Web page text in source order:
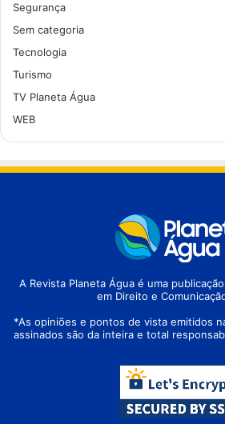
Segurança
Sem categoria
Tecnologia
Turismo
TV Planeta Água
WEB
A Revista Planeta Água é uma
em Direito e
*As opiniões e pontos de vista emitidos
assinados são da inteira e total